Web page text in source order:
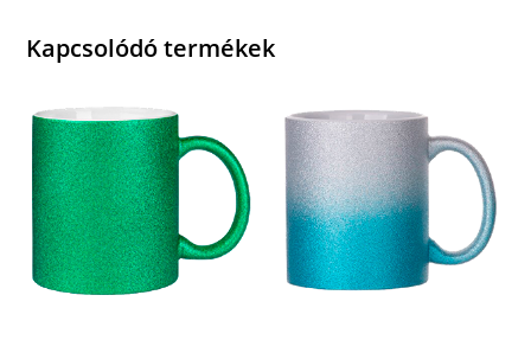
Kapcsolódó termékek